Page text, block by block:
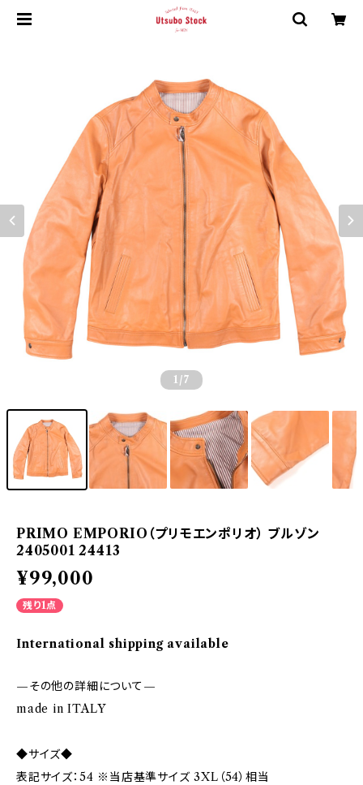
1 /7
PRIMO EMPORIO（プリモエンポリオ） ブルゾン
2405001 24413
¥99,000
残り1点
International shipping available
—その他の詳細について—
made in ITALY
◆サイズ◆
表記サイズ：54 ※当店基準サイズ 3XL（54）相当